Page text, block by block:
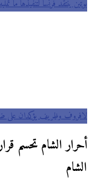
بوتين ينتقد فرنسا لتنفيذها ما
لافروف وظريف يؤكدان على
أحرار الشام تحسم
الشام